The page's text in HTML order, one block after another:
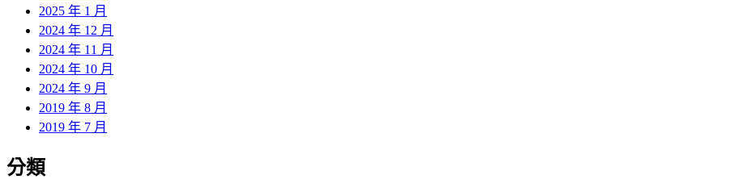
2025 年 1 月
2024 年 12 月
2024 年 11 月
2024 年 10 月
2024 年 9 月
2019 年 8 月
2019 年 7 月
分類